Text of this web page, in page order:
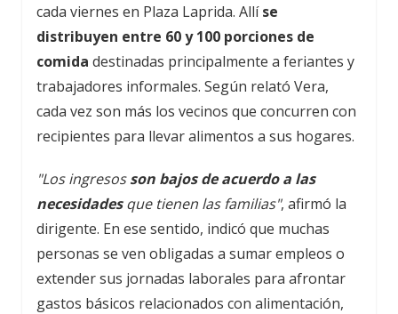
cada viernes en Plaza Laprida. Allíse
distribuyen entre 60 y 100 porciones de
comida destinadas principalmente a feriantes y
trabajadores informales. Según relató Vera,
cada vez son más los vecinos que concurren con
recipientes para llevar alimentos a sus hogares.
"Los ingresosson bajos de acuerdo a las
necesidadesque tienen las familias", afirmó la
dirigente. En ese sentido, indicó que muchas
personas se ven obligadas a sumar empleos o
extender sus jornadas laborales para afrontar
gastos básicos relacionados con alimentación,